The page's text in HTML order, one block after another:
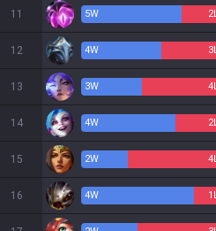
11 5W 2
12 4W 3
13 3W 4
14 4W 2
15 2W 4
16 4W 1